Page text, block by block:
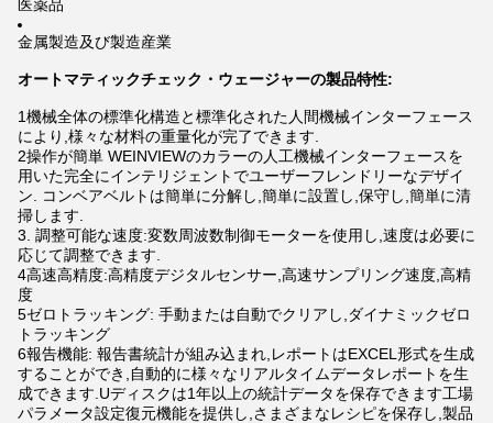
医薬品
金属製造及び製造産業
オートマティックチェック・ウェージャーの製品特性:
1機械全体の標準化構造と標準化された人間機械インターフェース
により,様々な材料の重量化が完了できます.
2操作が簡単 WEINVIEWのカラーの人工機械インターフェースを
用いた完全にインテリジェントでユーザーフレンドリーなデザイ
ン. コンベアベルトは簡単に分解し,簡単に設置し,保守し,簡単に清
掃します.
3. 調整可能な速度:変数周波数制御モーターを使用し,速度は必要に
応じて調整できます.
4高速高精度:高精度デジタルセンサー,高速サンプリング速度,高精
度
5ゼロトラッキング: 手動または自動でクリアし,ダイナミックゼロ
トラッキング
6報告機能: 報告書統計が組み込まれ,レポートはEXCEL形式を生成
することができ,自動的に様々なリアルタイムデータレポートを生
成できます.Uディスクは1年以上の統計データを保存できます工場
パラメータ設定復元機能を提供し,さまざまなレシピを保存し,製品